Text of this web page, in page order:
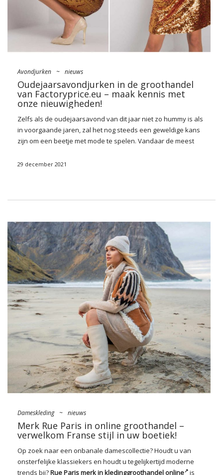
Avondjurken ~ nieuws
Oudejaarsavondjurken in de groothandel
van Factoryprice.eu – maak kennis met
onze nieuwigheden!
Zelfs als de oudejaarsavond van dit jaar niet zo hummy is als
in voorgaande jaren, zal het nog steeds een geweldige kans
zijn om een beetje met mode te spelen. Vandaar de meest
bespaar niet op originele stijlen, blanks en ornamenten, die
Modieuze oudejaarsavondjurken in
de groothandel – onze top 5
voorstellen
nietteminOudejaarsavondjurken in online groothandelVoor
dit jaar lijken meestal op gigantische kerstballen met lovertjes
en buizen afgezet met metaaldraad, er zullen ook opties zijn
voor basisliefhebbers. Introductie van onze toplijst:
Zijdenjurken
Dit is een van de meer klassieke modellen, die ongetwijfeld
meer dan één set in retrostijl zal aanvullen. We bieden …
29 december 2021
Dameskleding ~ nieuws
Merk Rue Paris in online groothandel –
verwelkom Franse stijl in uw boetiek!
Op zoek naar een onbanale damescollectie? Houdt u van
onsterfelijke klassiekers en houdt u tegelijkertijd moderne
trends bij?Rue Paris merk in kledinggroothandel online
is